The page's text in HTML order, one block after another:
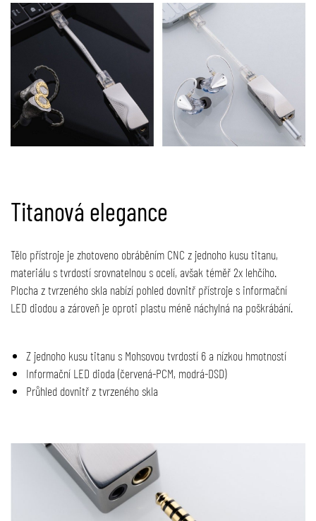
Titanová elegance
Tělo přístroje je zhotoveno obráběním CNC z jednoho kusu titanu,
materiálu s tvrdostí srovnatelnou s ocelí, avšak téměř 2x lehčího.
Plocha z tvrzeného skla nabízí pohled dovnitř přístroje s informační
LED diodou a zároveň je oproti plastu méně náchylná na poškrábání.
Z jednoho kusu titanu s Mohsovou tvrdostí 6 a nízkou hmotností
Informační LED dioda (červená-PCM, modrá-DSD)
Průhled dovnitř z tvrzeného skla